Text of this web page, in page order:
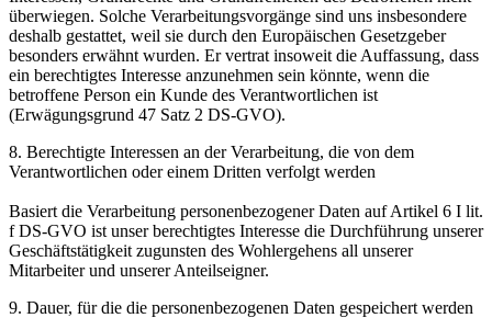
überwiegen. Solche Verarbeitungsvorgänge sind uns insbesondere
deshalb gestattet, weil sie durch den Europäischen Gesetzgeber
besonders erwähnt wurden. Er vertrat insoweit die Auffassung, dass
ein berechtigtes Interesse anzunehmen sein könnte, wenn die
betroffene Person ein Kunde des Verantwortlichen ist
(Erwägungsgrund 47 Satz 2 DS-GVO).
8. Berechtigte Interessen an der Verarbeitung, die von dem
Verantwortlichen oder einem Dritten verfolgt werden
Basiert die Verarbeitung personenbezogener Daten auf Artikel 6 I lit.
f DS-GVO ist unser berechtigtes Interesse die Durchführung unserer
Geschäftstätigkeit zugunsten des Wohlergehens all unserer
Mitarbeiter und unserer Anteilseigner.
9. Dauer, für die die personenbezogenen Daten gespeichert werden